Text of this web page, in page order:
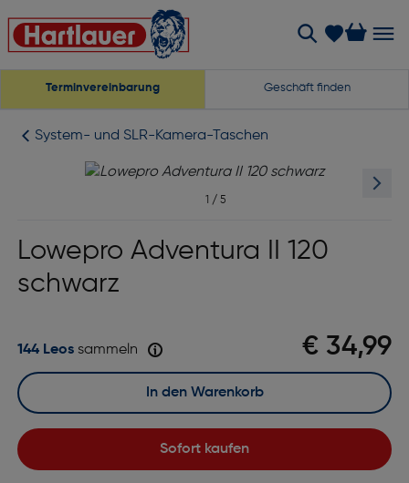
Terminvereinbarung Geschäft finden
System- und SLR-Kamera-Taschen
1 / 5
Lowepro Adventura II 120
schwarz
€ 34,99
144 Leossammeln
Sofort kaufen
In den Warenkorb